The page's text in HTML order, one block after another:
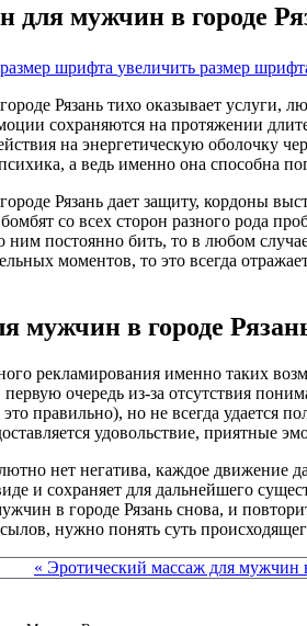
мужчин в городе
шрифта увеличить размер
Рязань тихо оказывает услуги,
сохраняются на протяжении
на энергетическую оболочку
а ведь именно она способна
Рязань дает защиту, кордоны
со всех сторон разного рода
ним постоянно бить, то в любом
моментов, то это всегда
мужчин в городе
рекламирования именно таких
первую очередь из-за отсутствия
правильно), но не всегда удается
удовольствие, приятные
нет негатива, каждое движение
и сохраняет для дальнейшего
в городе Рязань снова, и
нужно понять суть
« Эротический массаж для мужчин